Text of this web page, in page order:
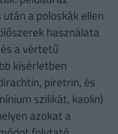
a poloskák ellen
használata
a vértetű
kísérletben
piretrin, és
szilikát, kaolin)
azokat a